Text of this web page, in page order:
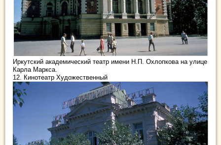
Иркутский академический театр имени Н.П. Охлопкова на улице
Карла Маркса.
12. Кинотеатр Художественный